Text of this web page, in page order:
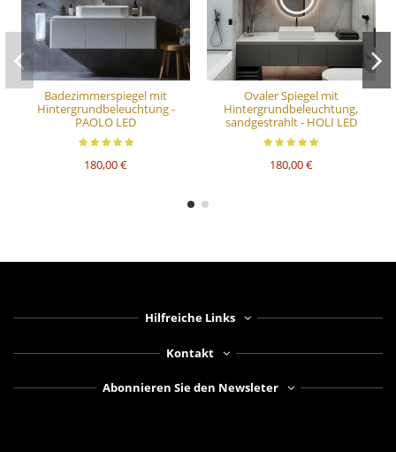
Badezimmerspiegel mit
Hintergrundbeleuchtung -
PAOLO LED
180,00 €
Ovaler Spiegel mit
Hintergrundbeleuchtung,
sandgestrahlt - HOLI LED
180,00 €
Hilfreiche Links
Kontakt
Abonnieren Sie den Newsleter